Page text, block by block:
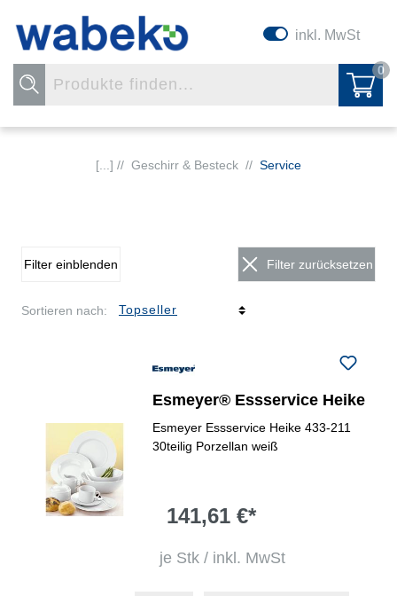
inkl. MwSt
0
[...] // Geschirr & Besteck // Service
Filter einblenden Filter zurücksetzen
Sortieren nach:
Esmeyer® Essservice Heike
Esmeyer Essservice Heike 433-211
30teilig Porzellan weiß
141,61 €*
je Stk / inkl. MwSt